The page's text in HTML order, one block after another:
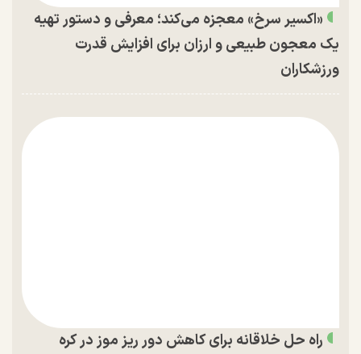
«اکسیر سرخ» معجزه می‌کند؛ معرفی و دستور تهیه
یک معجون طبیعی و ارزان برای افزایش قدرت
ورزشکاران
راه حل خلاقانه برای کاهش دور ریز موز در کره